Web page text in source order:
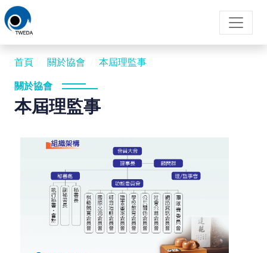
首頁 關於協會 本屆理監事
關於協會
本屆理監事